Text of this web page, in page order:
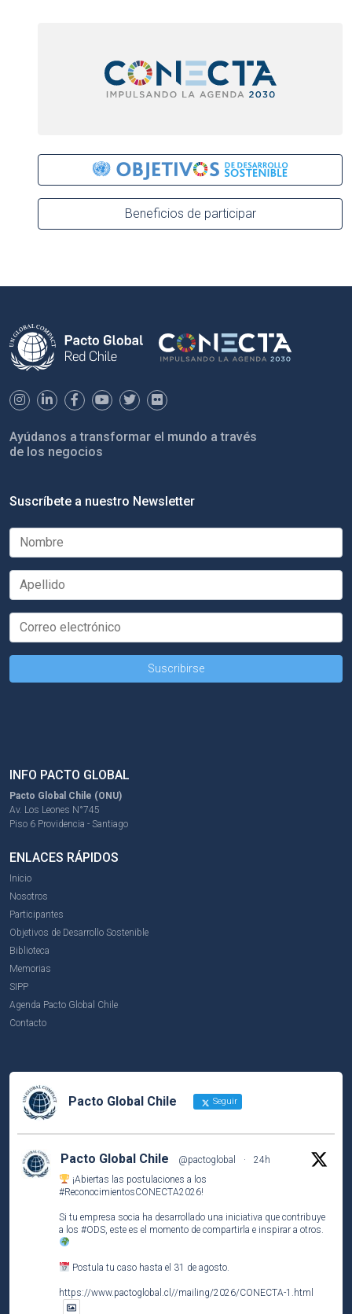
Beneficios de participar
Ayúdanos a transformar el mundo a través
de los negocios
Suscríbete a nuestro Newsletter
INFO PACTO GLOBAL
Pacto Global Chile (ONU)
Av. Los Leones N°745
Piso 6 Providencia - Santiago
ENLACES RÁPIDOS
Inicio
Nosotros
Participantes
Objetivos de Desarrollo Sostenible
Biblioteca
Memorias
SIPP
Agenda Pacto Global Chile
Contacto
Pacto Global Chile Seguir
Pacto Global Chile @pactoglobal ·
24h
¡Abiertas las postulaciones a los
#ReconocimientosCONECTA2026!
Si tu empresa socia ha desarrollado una iniciativa que contribuye
a los #ODS , este es el momento de compartirla e inspirar a otros.
Postula tu caso hasta el 31 de agosto.
https://www.pactoglobal.cl//mailing/2026/CONECTA-1.html